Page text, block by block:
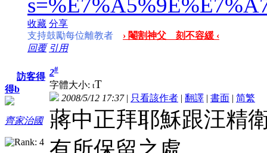
收藏 分享
支持鼓勵每位離教者
› 閹割神父 刻不容緩 ‹
回覆 引用
訪客得
得b
齊家治國
2#
字體大小: tT
2008/5/12 17:37| 只看該作者 | 翻譯 | 書面 | 简繁
蔣中正拜耶穌跟汪精